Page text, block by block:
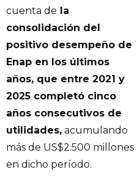
cuenta de la
consolidación del
positivo desempeño de
Enap en los últimos
años, que entre 2021 y
2025 completó cinco
años consecutivos de
utilidades, acumulando
más de US$2.500 millones
en dicho período.